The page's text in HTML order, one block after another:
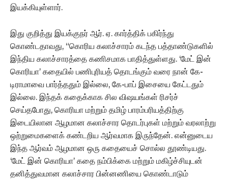
இயக்கியுள்ளார்.
இது குறித்து இயக்குநர் ஆர். ஏ. கார்த்திக் பகிர்ந்து
கொண்டதாவது, “கொரிய கலாச்சாரம் கடந்த பத்தாண்டுகளில்
இந்திய கலாச்சாரத்தை கணிசமாக பாதித்துள்ளது. ‘மேட் இன்
கொரியா’ கதையில் பணிபுரியத் தொடங்கும் வரை நான் கே-
டிராமாவை பார்த்ததும் இல்லை, கே-பாப் இசையை கேட்டதும்
இல்லை. இந்தக் கதைக்காக சில விஷயங்கள் ரிசர்ச்
செய்தபோது, கொரியா மற்றும் தமிழ் பாரம்பரியத்திற்கு
இடையிலான ஆழமான கலாச்சார தொடர்புகள் மற்றும் வரலாற்று
ஒற்றுமைகளைக் கண்டறிய ஆர்வமாக இருந்தேன். என்னுடைய
இந்த ஆர்வம் ஆழமான ஒரு கதையைச் சொல்ல தூண்டியது.
‘மேட் இன் கொரியா’ கதை நம்பிக்கை மற்றும் மகிழ்ச்சியுடன்
தனித்துவமான கலாச்சார பின்னணியை கொண்டாடும்